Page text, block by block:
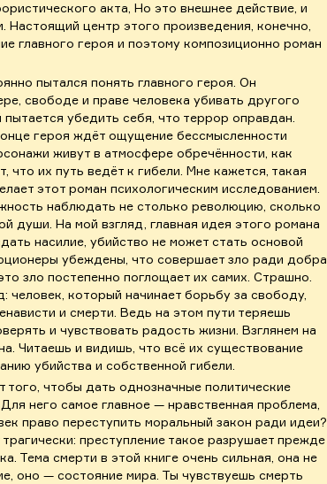
акта, Но это внешнее действие, и
Настоящий центр этого произведения, конечно,
главного героя и поэтому композиционно роман
пытался понять главного героя. Он
свободе и праве человека убивать другого
пытается убедить себя, что террор оправдан.
героя ждёт ощущение бессмысленности
живут в атмосфере обречённости, как
что их путь ведёт к гибели. Мне кажется, такая
этот роман психологическим исследованием.
наблюдать не столько революцию, сколько
души. На мой взгляд, главная идея этого романа
насилие, убийство не может стать основой
убеждены, что совершает зло ради добра,
зло постепенно поглощает их самих. Страшно.
человек, который начинает борьбу за свободу,
и смерти. Ведь на этом пути теряешь
и чувствовать радость жизни. Взглянем на
Читаешь и видишь, что всё их существование
убийства и собственной гибели.
того, чтобы дать однозначные политические
него самое главное — нравственная проблема,
право переступить моральный закон ради идеи?
преступление такое разрушает прежде
Тема смерти в этой книге очень сильная, она не
оно — состояние мира. Ты чувствуешь смерть